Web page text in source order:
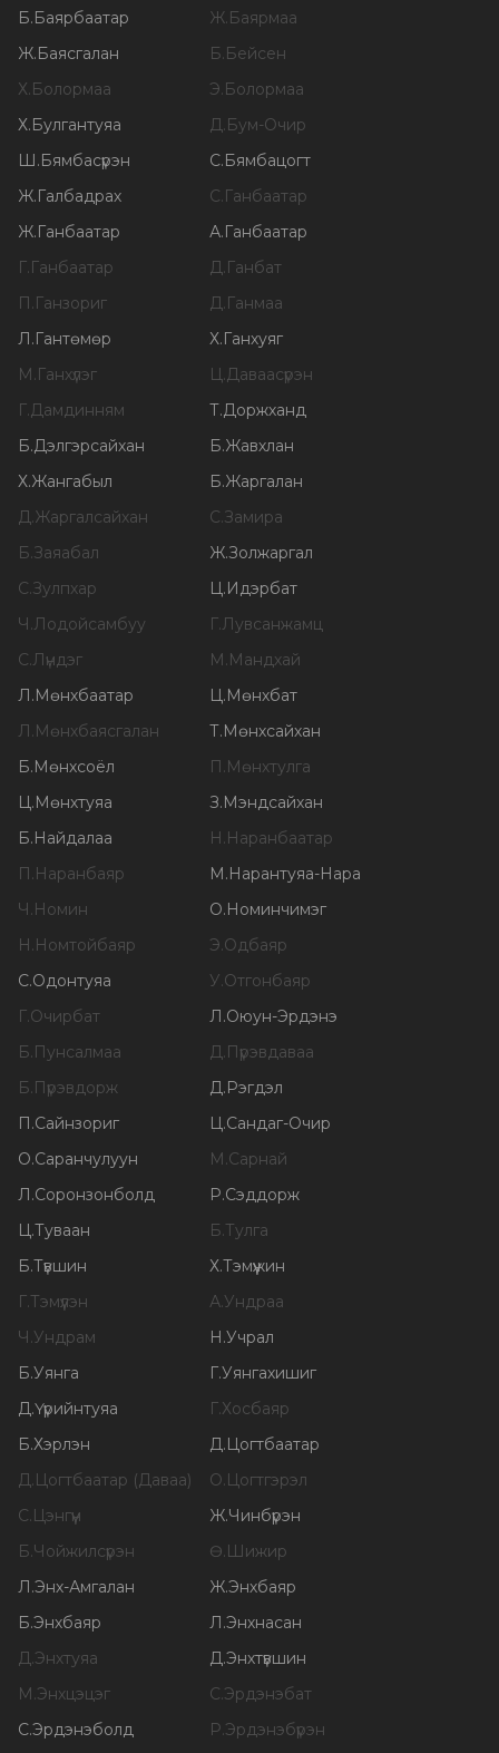
Б.Баярбаатар Ж.Баярмаа
Ж.Баясгалан Б.Бейсен
Х.Болормаа Э.Болормаа
Х.Булгантуяа Д.Бум-Очир
Ш.Бямбасүрэн С.Бямбацогт
Ж.Галбадрах С.Ганбаатар
Ж.Ганбаатар А.Ганбаатар
Г.Ганбаатар Д.Ганбат
П.Ганзориг Д.Ганмаа
Л.Гантөмөр Х.Ганхуяг
М.Ганхүлэг Ц.Даваасүрэн
Г.Дамдинням Т.Доржханд
Б.Дэлгэрсайхан Б.Жавхлан
Х.Жангабыл Б.Жаргалан
Д.Жаргалсайхан С.Замира
Б.Заяабал Ж.Золжаргал
С.Зулпхар Ц.Идэрбат
Ч.Лодойсамбуу Г.Лувсанжамц
С.Лүндэг М.Мандхай
Л.Мөнхбаатар Ц.Мөнхбат
Л.Мөнхбаясгалан Т.Мөнхсайхан
Б.Мөнхсоёл П.Мөнхтулга
Ц.Мөнхтуяа З.Мэндсайхан
Б.Найдалаа Н.Наранбаатар
П.Наранбаяр М.Нарантуяа-Нара
Ч.Номин О.Номинчимэг
Н.Номтойбаяр Э.Одбаяр
С.Одонтуяа У.Отгонбаяр
Г.Очирбат Л.Оюун-Эрдэнэ
Б.Пунсалмаа Д.Пүрэвдаваа
Б.Пүрэвдорж Д.Рэгдэл
П.Сайнзориг Ц.Сандаг-Очир
О.Саранчулуун М.Сарнай
Л.Соронзонболд Р.Сэддорж
Ц.Туваан Б.Тулга
Б.Түвшин Х.Тэмүүжин
Г.Тэмүүлэн А.Ундраа
Ч.Ундрам Н.Учрал
Б.Уянга Г.Уянгахишиг
Д.Үүрийнтуяа Г.Хосбаяр
Б.Хэрлэн Д.Цогтбаатар
Д.Цогтбаатар (Даваа) О.Цогтгэрэл
С.Цэнгүүн Ж.Чинбүрэн
Б.Чойжилсүрэн Ө.Шижир
Л.Энх-Амгалан Ж.Энхбаяр
Б.Энхбаяр Л.Энхнасан
Д.Энхтуяа Д.Энхтүвшин
М.Энхцэцэг С.Эрдэнэбат
С.Эрдэнэболд Р.Эрдэнэбүрэн